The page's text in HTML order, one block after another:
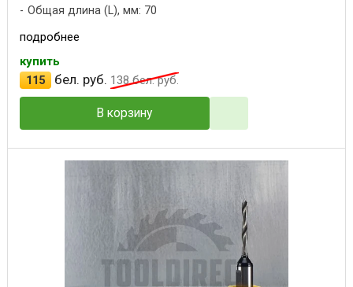
Общая длина (L), мм: 70
подробнее
купить
115
бел. руб. 138бел. руб.
В корзину